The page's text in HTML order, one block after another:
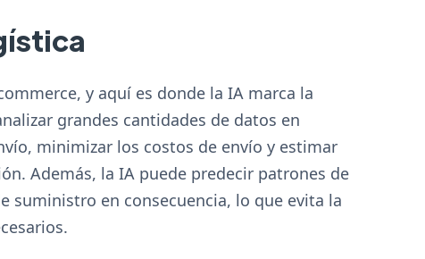
y aquí es donde la IA marca la
grandes cantidades de datos en
minimizar los costos de envío y estimar
Además, la IA puede predecir patrones de
suministro en consecuencia, lo que evita la